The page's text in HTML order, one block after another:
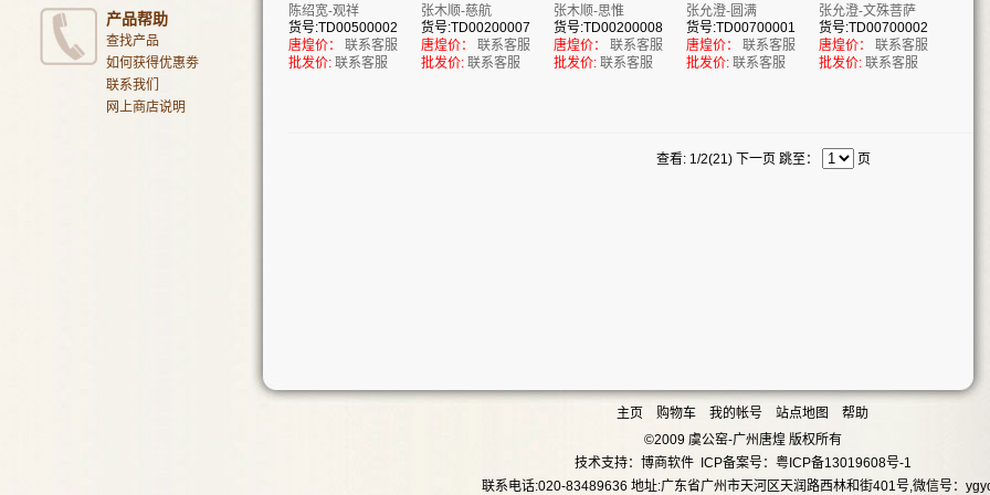
产品帮助
查找产品
如何获得优惠劵
联系我们
网上商店说明
陈绍宽-观祥
货号:TD00500002
唐煌价： 联系客服
批发价: 联系客服
张木顺-慈航
货号:TD00200007
唐煌价： 联系客服
批发价: 联系客服
张木顺-思惟
货号:TD00200008
唐煌价： 联系客服
批发价: 联系客服
张允澄-圆满
货号:TD00700001
唐煌价： 联系客服
批发价: 联系客服
张允澄-文殊菩萨
货号:TD00700002
唐煌价： 联系客服
批发价: 联系客服
查看: 1/2(21) 下一页 跳至： 页
主页 购物车 我的帐号 站点地图
帮助
©2009 虞公窑-广州唐煌 版权所有
技术支持： 博商软件
ICP备案号：粤ICP备13019608号-1
联系电话:020-83489636 地址:广东省广州市天河区天润路西林和街401号,微信号：